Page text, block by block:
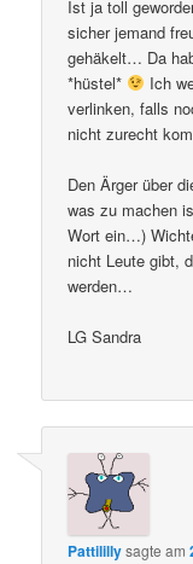
Ist ja toll
sicher jemand
gehäkelt… Da
*hüstel*
Ich
verlinken, falls
nicht zurecht
Den Ärger über
was zu machen
Wort ein…)
nicht Leute gibt,
werden…
LG Sandra
Pattilillysagte am